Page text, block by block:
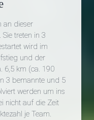
an dieser
treten in 3
wird im
und der
6,5 km (ca. 190
3 bemannte und 5
werden um ins
nicht auf die Zeit
je Team.